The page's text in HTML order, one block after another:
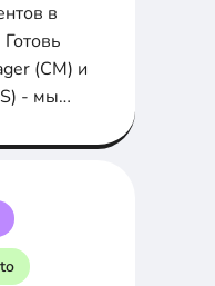
в
(СМ) и
- мы